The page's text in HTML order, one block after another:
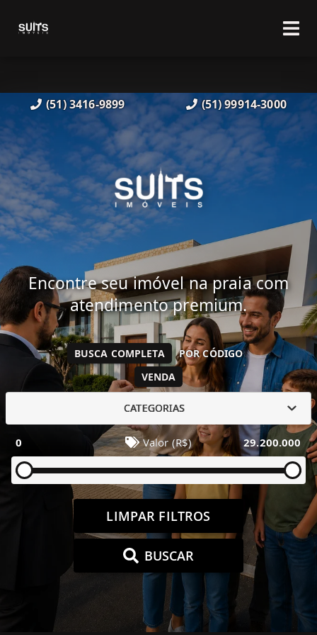
(51) 3416-9899 (51) 99914-3000
Encontre seu imóvel na praia com
atendimento premium.
VENDA
BUSCA COMPLETA POR CÓDIGO
CATEGORIAS
0 Valor (R$) 29.200.000
LIMPAR FILTROS
BUSCAR